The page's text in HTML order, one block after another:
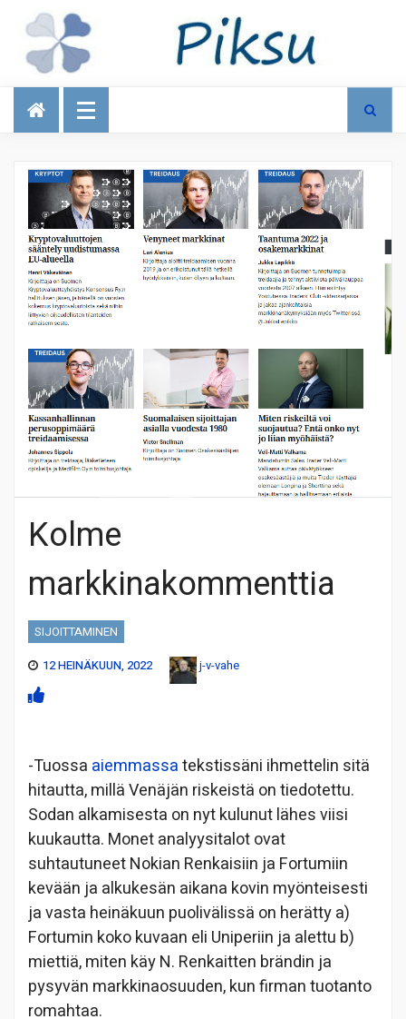
Talous
Kolme
markkinakommenttia
SIJOITTAMINEN
12 HEINÄKUUN, 2022
j-v-vahe
-Tuossa aiemmassatekstissäni ihmettelin sitä
hitautta, millä Venäjän riskeistä on tiedotettu.
Sodan alkamisesta on nyt kulunut lähes viisi
kuukautta. Monet analyysitalot ovat
suhtautuneet Nokian Renkaisiin ja Fortumiin
kevään ja alkukesän aikana kovin myönteisesti
ja vasta heinäkuun puolivälissä on herätty a)
Fortumin koko kuvaan eli Uniperiin ja alettu b)
miettiä, miten käy N. Renkaitten brändin ja
pysyvän markkinaosuuden, kun firman tuotanto
romahtaa.